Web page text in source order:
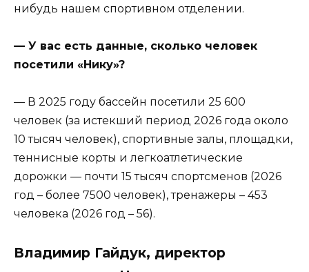
нибудь нашем спортивном отделении.
— У вас есть данные, сколько человек
посетили «Нику»?
— В 2025 году бассейн посетили 25 600
человек (за истекший период 2026 года около
10 тысяч человек), спортивные залы, площадки,
теннисные корты и легкоатлетические
дорожки — почти 15 тысяч спортсменов (2026
год – более 7500 человек), тренажеры – 453
человека (2026 год – 56).
Владимир Гайдук, директор